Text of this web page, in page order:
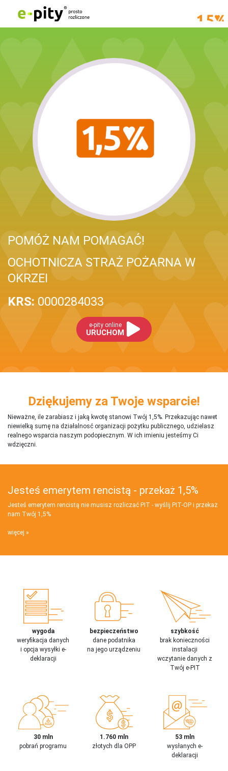
POMÓŻ NAM POMAGAĆ!
OCHOTNICZA STRAŻ POŻARNA W
OKRZEI
KRS: 0000284033
e-pity online
URUCHOM
Dziękujemy za Twoje wsparcie!
Nieważne, ile zarabiasz i jaką kwotę stanowi Twój 1,5%. Przekazując nawet
niewielką sumę na działalnosć organizacji pożytku publicznego, udzielasz
realnego wsparcia naszym podopiecznym. W ich imieniu jesteśmy Ci
wdzięczni.
Jesteś emerytem rencistą - przekaż 1,5%
Jesteś emerytem rencistą nie musisz rozliczać PIT - wyślij PIT‑OP i przekaż
nam Twój 1,5%
więcej
wygoda
weryfikacja danych
i opcja wysyłki e-
deklaracji
bezpieczeństwo
dane podatnika
na jego urządzeniu
szybkość
brak konieczności
instalacji
wczytanie danych z
Twój e-PIT
30 mln
pobrań programu
1.760 mln
złotych dla OPP
53 mln
wysłanych e-
deklaracji